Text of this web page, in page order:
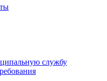
службу